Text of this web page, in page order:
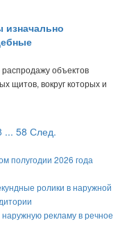
объектов
щитов, вокруг которых и
... 58 След.
полугодии 2026 года
ролики в наружной
рекламу в речное